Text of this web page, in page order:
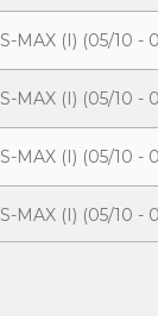
S-MAX (I) (05/10 -
S-MAX (I) (05/10 -
S-MAX (I) (05/10 -
S-MAX (I) (05/10 -